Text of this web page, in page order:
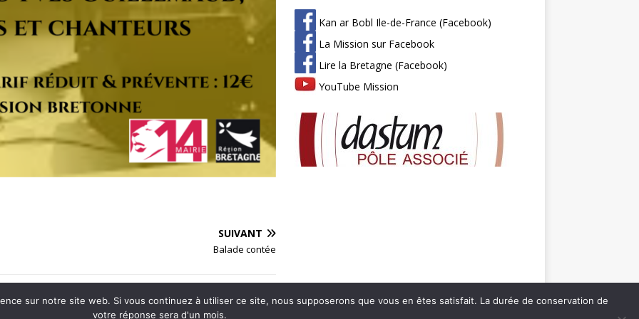
SUIVANT
Balade contée
Kan ar Bobl Ile-de-France (Facebook)
La Mission sur Facebook
Lire la Bretagne (Facebook)
YouTube Mission
sur notre site web. Si vous continuez à utiliser ce site, nous supposerons que vous en êtes satisfait. La durée de conservation de
votre réponse sera d'un mois.